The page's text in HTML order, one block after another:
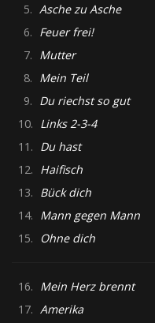
5. Asche zu Asche
6. Feuer frei!
7. Mutter
8. Mein Teil
9. Du riechst so gut
10. Links 2-3-4
11. Du hast
12. Haifisch
13. Bück dich
14. Mann gegen Mann
15. Ohne dich
16. Mein Herz brennt
17. Amerika